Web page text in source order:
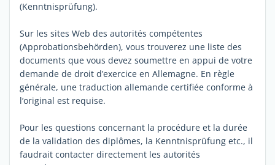
(Kenntnisprüfung).
Sur les sites Web des autorités compétentes
(Approbationsbehörden), vous trouverez une liste des
documents que vous devez soumettre en appui de votre
demande de droit d’exercice en Allemagne. En règle
générale, une traduction allemande certifiée conforme à
l’original est requise.
Pour les questions concernant la procédure et la durée
de la validation des diplômes, la Kenntnisprüfung etc., il
faudrait contacter directement les autorités